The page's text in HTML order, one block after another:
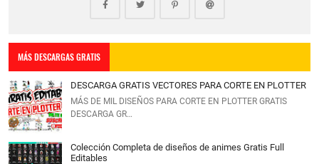
MÁS DESCARGAS GRATIS
DESCARGA GRATIS VECTORES PARA CORTE EN PLOTTER
MÁS DE MIL DISEÑOS PARA CORTE EN PLOTTER GRATIS
DESCARGA GR…
Colección Completa de diseños de animes Gratis Full
Editables